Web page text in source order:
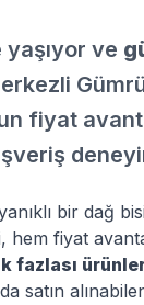
ve
fiyat
bir dağ
hem fiyat
fazlası
satın